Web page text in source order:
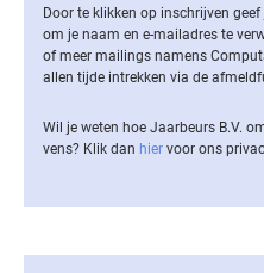
Door te klikken op inschrijven
om je naam en e-mailadres te
of meer mailings namens
allen tijde intrekken via de
Wil je weten hoe Jaarbeurs B.V.
vens? Klik dan hier voor ons